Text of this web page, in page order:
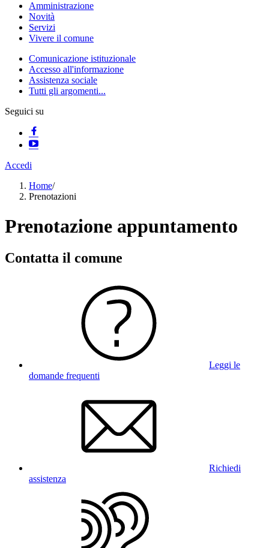
Amministrazione
Novità
Servizi
Vivere il comune
Comunicazione istituzionale
Accesso all'informazione
Assistenza sociale
Tutti gli argomenti...
Seguici su
Accedi
Home/
Prenotazioni
Prenotazione appuntamento
Contatta il comune
Leggi le
domande frequenti
Richiedi
assistenza